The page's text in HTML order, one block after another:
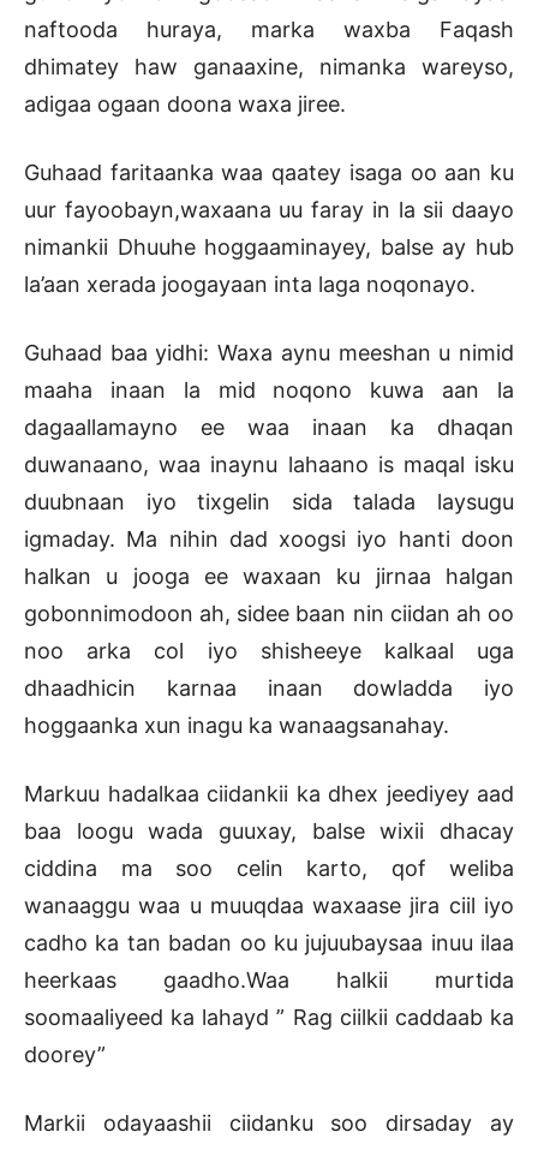
naftooda huraya, marka waxba Faqash
dhimatey haw ganaaxine, nimanka wareyso,
adigaa ogaan doona waxa jiree.
Guhaad faritaanka waa qaatey isaga oo aan ku
uur fayoobayn,waxaana uu faray in la sii daayo
nimankii Dhuuhe hoggaaminayey, balse ay hub
la’aan xerada joogayaan inta laga noqonayo.
Guhaad baa yidhi: Waxa aynu meeshan u nimid
maaha inaan la mid noqono kuwa aan la
dagaallamayno ee waa inaan ka dhaqan
duwanaano, waa inaynu lahaano is maqal isku
duubnaan iyo tixgelin sida talada laysugu
igmaday. Ma nihin dad xoogsi iyo hanti doon
halkan u jooga ee waxaan ku jirnaa halgan
gobonnimodoon ah, sidee baan nin ciidan ah oo
noo arka col iyo shisheeye kalkaal uga
dhaadhicin karnaa inaan dowladda iyo
hoggaanka xun inagu ka wanaagsanahay.
Markuu hadalkaa ciidankii ka dhex jeediyey aad
baa loogu wada guuxay, balse wixii dhacay
ciddina ma soo celin karto, qof weliba
wanaaggu waa u muuqdaa waxaase jira ciil iyo
cadho ka tan badan oo ku jujuubaysaa inuu ilaa
heerkaas gaadho.Waa halkii murtida
soomaaliyeed ka lahayd ” Rag ciilkii caddaab ka
doorey”
Markii odayaashii ciidanku soo dirsaday ay